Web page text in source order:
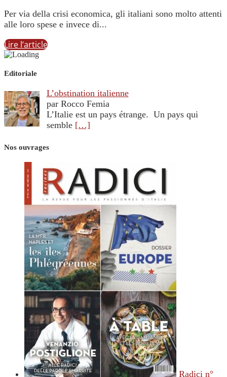
Per via della crisi economica, gli italiani sono molto attenti
alle loro spese e invece di...
Lire l’article
Editoriale
L’obstination italienne
par Rocco Femia
L’Italie est un pays étrange. Un pays qui
semble […]
Nos ouvrages
Radici n°